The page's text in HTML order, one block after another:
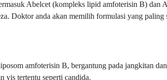
Abelcet (kompleks lipid amfoterisin B)
Doktor anda akan memilih formulasi yang paling
amfoterisin B, bergantung pada jangkitan
yis tertentu seperti candida.